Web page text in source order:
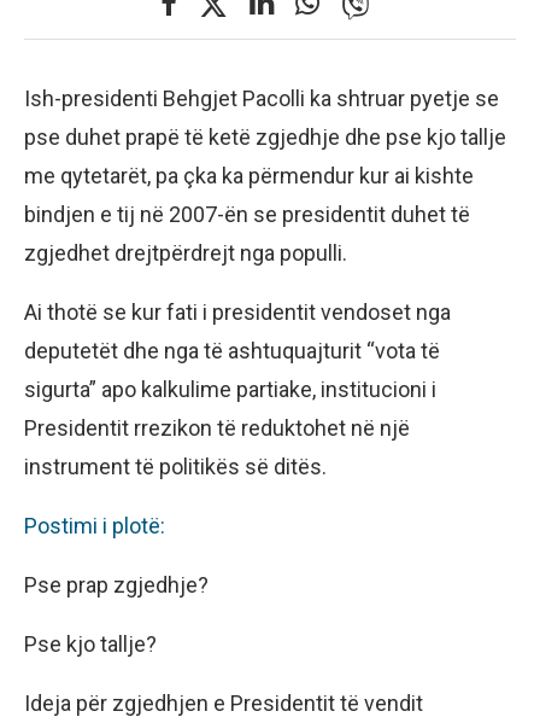
Ish-presidenti Behgjet Pacolli ka shtruar pyetje se
pse duhet prapë të ketë zgjedhje dhe pse kjo tallje
me qytetarët, pa çka ka përmendur kur ai kishte
bindjen e tij në 2007-ën se presidentit duhet të
zgjedhet drejtpërdrejt nga populli.
Ai thotë se kur fati i presidentit vendoset nga
deputetët dhe nga të ashtuquajturit “vota të
sigurta” apo kalkulime partiake, institucioni i
Presidentit rrezikon të reduktohet në një
instrument të politikës së ditës.
Postimi i plotë:
Pse prap zgjedhje?
Pse kjo tallje?
Ideja për zgjedhjen e Presidentit të vendit